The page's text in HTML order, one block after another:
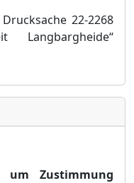
22-2268
Langbargheide“
um Zustimmung